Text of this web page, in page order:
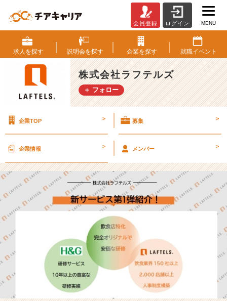
修
サ
ー
ビ
ス
大
ス
リ
テ
＆
ー
イ
ン
グ・
ジ
パ
会員登録 ログイン MENU
求人を探す 説明会を探す 企業を探す 就職イベント
株式会社ラフテルズ
＋ フォロー
企業TOP > 募集 >
企業情報 > メンバー >